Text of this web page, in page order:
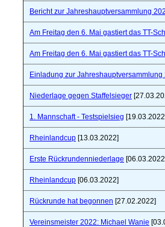
Bericht zur Jahreshauptversammlung
Am Freitag den 6. Mai gastiert das TT-
Am Freitag den 6. Mai gastiert das TT-
Einladung zur Jahreshauptversammlung
Niederlage gegen Staffelsieger
1. Mannschaft - Testspielsieg
Rheinlandcup [13.03.2022]
Erste Rückrundenniederlage
Rheinlandcup [06.03.2022]
Rückrunde hat begonnen [27.02.2022]
Vereinsmeister 2022: Michael Wanie